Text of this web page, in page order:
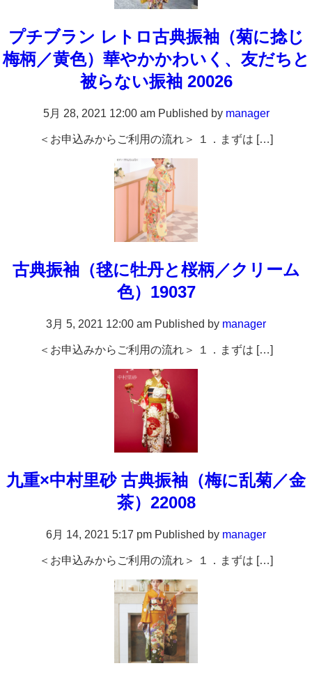
プチブラン レトロ古典振袖（菊に捻じ
梅柄／黄色）華やかかわいく、友だちと
被らない振袖 20026
5月 28, 2021 12:00 am Published by manager
＜お申込みからご利用の流れ＞ １．まずは […]
古典振袖（毬に牡丹と桜柄／クリーム
色）19037
3月 5, 2021 12:00 am Published by manager
＜お申込みからご利用の流れ＞ １．まずは […]
九重×中村里砂 古典振袖（梅に乱菊／金
茶）22008
6月 14, 2021 5:17 pm Published by manager
＜お申込みからご利用の流れ＞ １．まずは […]